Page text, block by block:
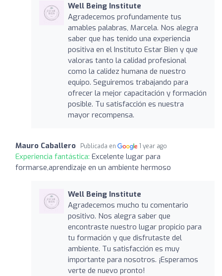
Well Being Institute
Agradecemos profundamente tus
amables palabras, Marcela. Nos alegra
saber que has tenido una experiencia
positiva en el Instituto Estar Bien y que
valoras tanto la calidad profesional
como la calidez humana de nuestro
equipo. Seguiremos trabajando para
ofrecer la mejor capacitación y formación
posible. Tu satisfacción es nuestra
mayor recompensa.
Mauro Caballero Publicada en 1 year ago
Experiencia fantástica: Excelente lugar para
formarse,aprendizaje en un ambiente hermoso
Well Being Institute
Agradecemos mucho tu comentario
positivo. Nos alegra saber que
encontraste nuestro lugar propicio para
tu formación y que disfrutaste del
ambiente. Tu satisfacción es muy
importante para nosotros. ¡Esperamos
verte de nuevo pronto!